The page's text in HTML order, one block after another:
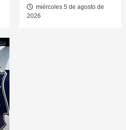
miércoles 5 de agosto de
2026